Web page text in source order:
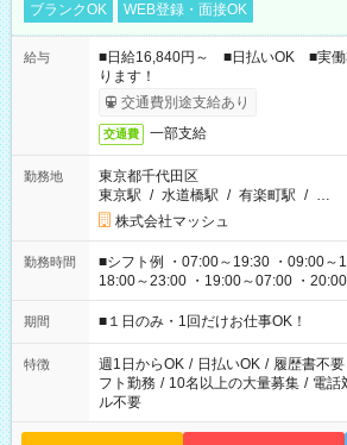
ブランクOK
WEB登録・面接OK
給与
■日給16,840円～ ■日払いOK ■実働
ります！
交通費別途支給あり
交通費 一部支給
勤務地
東京都千代田区
東京駅 / 水道橋駅 / 有楽町駅 / …
株式会社マッシュ
勤務時間
■シフト例 ・07:00～19:30 ・09:00～
18:00～23:00 ・19:00～07:00 ・
etc ★最短で3時間で5,120円のお仕事から 15時間で2万円近く稼
げるお仕事も！ ご希望のお時間に合わせてご紹介！ ※シフトは
ください！
期間 ■１日のみ・1回だけお仕事OK！
特徴 週1日からOK / 日払いOK / 履歴書不要
フト勤務 / 10名以上の大量募集 / 電話
ル不要